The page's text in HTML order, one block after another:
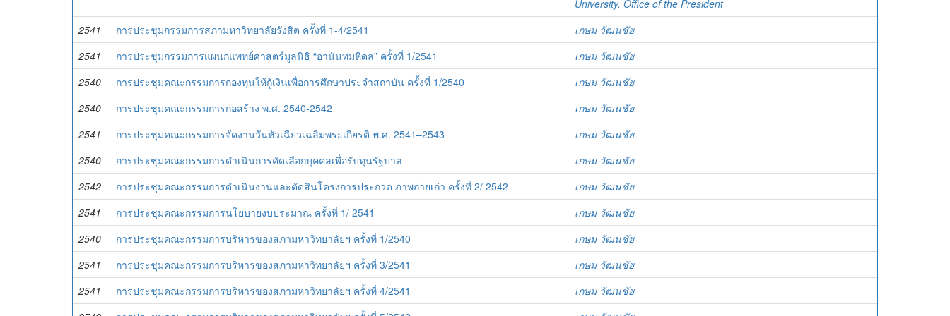
University. Office of the President
2541
การประชุมกรรมการสภามหาวิทยาลัยรังสิต ครั้งที่ 1-4/2541
เกษม วัฒนชัย
2541
การประชุมกรรมการแผนกแพทย์ศาสตร์มูลนิธิ “อานันทมหิดล” ครั้งที่ 1/2541
เกษม วัฒนชัย
2540
การประชุมคณะกรรมการกองทุนให้กู้เงินเพื่อการศึกษาประจำสถาบัน ครั้งที่ 1/2540
เกษม วัฒนชัย
2540
การประชุมคณะกรรมการก่อสร้าง พ.ศ. 2540-2542
เกษม วัฒนชัย
2541
การประชุมคณะกรรมการจัดงานวันหัวเฉียวเฉลิมพระเกียรติ พ.ศ. 2541–2543
เกษม วัฒนชัย
2540
การประชุมคณะกรรมการดำเนินการคัดเลือกบุคคลเพื่อรับทุนรัฐบาล
เกษม วัฒนชัย
2542
การประชุมคณะกรรมการดำเนินงานและตัดสินโครงการประกวด ภาพถ่ายเก่า ครั้งที่ 2/ 2542
เกษม วัฒนชัย
2541
การประชุมคณะกรรมการนโยบายงบประมาณ ครั้งที่ 1/ 2541
เกษม วัฒนชัย
2540
การประชุมคณะกรรมการบริหารของสภามหาวิทยาลัยฯ ครั้งที่ 1/2540
เกษม วัฒนชัย
2541
การประชุมคณะกรรมการบริหารของสภามหาวิทยาลัยฯ ครั้งที่ 3/2541
เกษม วัฒนชัย
2541
การประชุมคณะกรรมการบริหารของสภามหาวิทยาลัยฯ ครั้งที่ 4/2541
เกษม วัฒนชัย